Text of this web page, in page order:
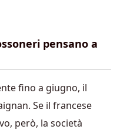
pensano a
fino a giugno, il
Se il francese
però, la società